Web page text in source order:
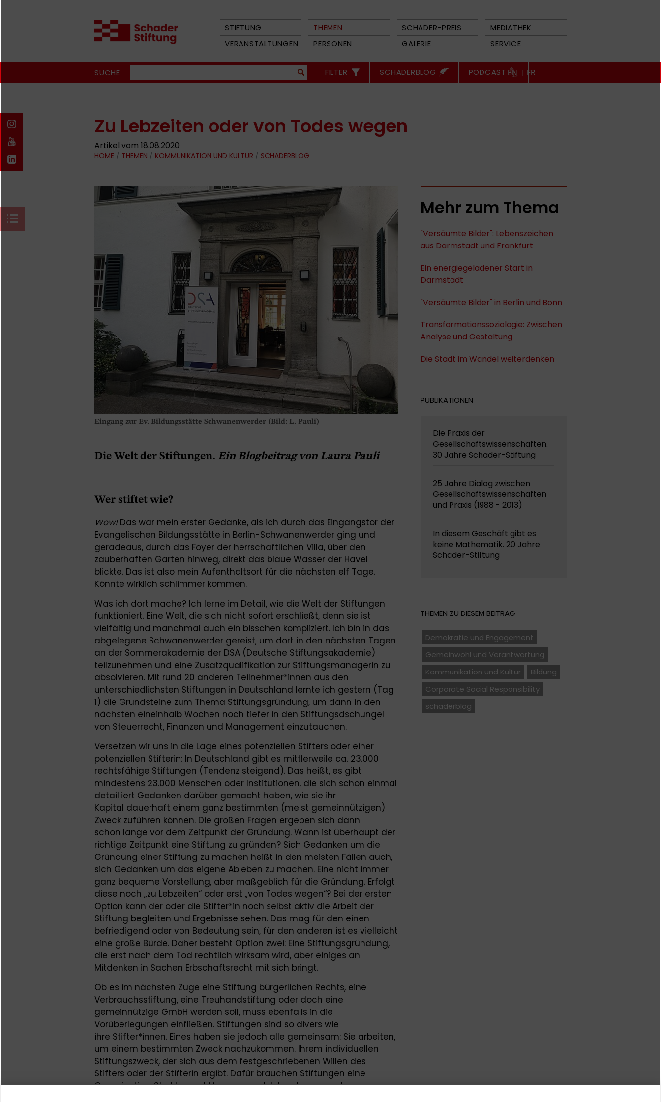
STIFTUNG THEMEN SCHADER-PREIS
MEDIATHEK
VERANSTALTUNGEN
PERSONEN GALERIE SERVICE
SUCHE FILTER SCHADERBLOG PODCAST EN | FR
Zu Lebzeiten oder von Todes wegen
Artikel vom 18.08.2020
HOME / THEMEN / KOMMUNIKATION UND KULTUR / SCHADERBLOG
Eingang zur Ev. Bildungsstätte Schwanenwerder (Bild: L. Pauli)
Die Welt der Stiftungen. Ein Blogbeitrag von Laura Pauli
Wer stiftet wie?
Wow!Das war mein erster Gedanke, als ich durch das Eingangstor der
Evangelischen Bildungsstätte in Berlin-Schwanenwerder ging und
geradeaus, durch das Foyer der herrschaftlichen Villa, über den
zauberhaften Garten hinweg, direkt das blaue Wasser der Havel
blickte. Das ist also mein Aufenthaltsort für die nächsten elf Tage.
Könnte wirklich schlimmer kommen.
Was ich dort mache? Ich lerne im Detail, wie die Welt der Stiftungen
funktioniert. Eine Welt, die sich nicht sofort erschließt, denn sie ist
vielfältig und manchmal auch ein bisschen kompliziert. Ich bin in das
abgelegene Schwanenwerder gereist, um dort in den nächsten Tagen
an der Sommerakademie der DSA (Deutsche Stiftungsakademie)
teilzunehmen und eine Zusatzqualifikation zur Stiftungsmanagerin zu
absolvieren. Mit rund 20 anderen Teilnehmer*innen aus den
unterschiedlichsten Stiftungen in Deutschland lernte ich gestern (Tag
1) die Grundsteine zum Thema Stiftungsgründung, um dann in den
nächsten eineinhalb Wochen noch tiefer in den Stiftungsdschungel
von Steuerrecht, Finanzen und Management einzutauchen.
Versetzen wir uns in die Lage eines potenziellen Stifters oder einer
potenziellen Stifterin: In Deutschland gibt es mittlerweile ca. 23.000
rechtsfähige Stiftungen (Tendenz steigend). Das heißt, es gibt
mindestens 23.000 Menschen oder Institutionen, die sich schon einmal
detailliert Gedanken darüber gemacht haben, wie sie ihr
Kapital dauerhaft einem ganz bestimmten (meist gemeinnützigen)
Zweck zuführen können. Die großen Fragen ergeben sich dann
schon lange vor dem Zeitpunkt der Gründung. Wann ist überhaupt der
richtige Zeitpunkt eine Stiftung zu gründen? Sich Gedanken um die
Gründung einer Stiftung zu machen heißt in den meisten Fällen auch,
sich Gedanken um das eigene Ableben zu machen. Eine nicht immer
ganz bequeme Vorstellung, aber maßgeblich für die Gründung. Erfolgt
diese noch „zu Lebzeiten“ oder erst „von Todes wegen“? Bei der ersten
Option kann der oder die Stifter*in noch selbst aktiv die Arbeit der
Stiftung begleiten und Ergebnisse sehen. Das mag für den einen
befriedigend oder von Bedeutung sein, für den anderen ist es vielleicht
eine große Bürde. Daher besteht Option zwei: Eine Stiftungsgründung,
die erst nach dem Tod rechtlich wirksam wird, aber einiges an
Mitdenken in Sachen Erbschaftsrecht mit sich bringt.
Ob es im nächsten Zuge eine Stiftung bürgerlichen Rechts, eine
Verbrauchsstiftung, eine Treuhandstiftung oder doch eine
gemeinnützige GmbH werden soll, muss ebenfalls in die
Vorüberlegungen einfließen. Stiftungen sind so divers wie
ihre Stifter*innen. Eines haben sie jedoch alle gemeinsam: Sie arbeiten,
um einem bestimmten Zweck nachzukommen. Ihrem individuellen
Stiftungszweck, der sich aus dem festgeschriebenen Willen des
Stifters oder der Stifterin ergibt. Dafür brauchen Stiftungen eine
Organisation, Struktur und Management. Ich nehme aus dem
Mehr zum Thema
"Versäumte Bilder": Lebenszeichen
aus Darmstadt und Frankfurt
Ein energiegeladener Start in
Darmstadt
"Versäumte Bilder" in Berlin und Bonn
Transformationssoziologie: Zwischen
Analyse und Gestaltung
Die Stadt im Wandel weiterdenken
PUBLIKATIONEN
Die Praxis der
Gesellschaftswissenschaften.
30 Jahre Schader-Stiftung
25 Jahre Dialog zwischen
Gesellschaftswissenschaften
und Praxis (1988 - 2013)
In diesem Geschäft gibt es
keine Mathematik. 20 Jahre
Schader-Stiftung
THEMEN ZU DIESEM BEITRAG
Demokratie und Engagement
Gemeinwohl und Verantwortung
Kommunikation und Kultur
Bildung
Corporate Social Responsibility
schaderblog